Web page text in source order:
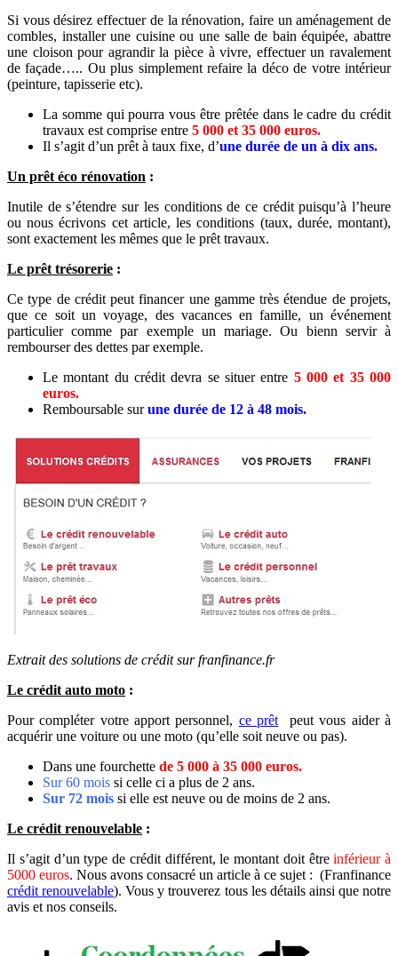
Si vous désirez effectuer de la rénovation, faire un aménagement de
combles, installer une cuisine ou une salle de bain équipée, abattre
une cloison pour agrandir la pièce à vivre, effectuer un ravalement
de façade….. Ou plus simplement refaire la déco de votre intérieur
(peinture, tapisserie etc).
La somme qui pourra vous être prêtée dans le cadre du crédit
travaux est comprise entre 5 000 et 35 000 euros.
Il s’agit d’un prêt à taux fixe, d’une durée de un à dix ans.
Un prêt éco rénovation :
Inutile de s’étendre sur les conditions de ce crédit puisqu’à l’heure
ou nous écrivons cet article, les conditions (taux, durée, montant),
sont exactement les mêmes que le prêt travaux.
Le prêt trésorerie :
Ce type de crédit peut financer une gamme très étendue de projets,
que ce soit un voyage, des vacances en famille, un événement
particulier comme par exemple un mariage. Ou bienn servir à
rembourser des dettes par exemple.
Le montant du crédit devra se situer entre 5 000 et 35 000
euros.
Remboursable surune durée de 12 à 48 mois.
Extrait des solutions de crédit sur franfinance.fr
Le crédit auto moto :
Pour compléter votre apport personnel, ce prêt peut vous aider à
acquérir une voiture ou une moto (qu’elle soit neuve ou pas).
Dans une fourchette de 5 000 à 35 000 euros.
Sur 60 mois si celle ci a plus de 2 ans.
Sur 72 mois si elle est neuve ou de moins de 2 ans.
Le crédit renouvelable :
Il s’agit d’un type de crédit différent, le montant doit êtreinférieur à
5000 euros. Nous avons consacré un article à ce sujet : (Franfinance
crédit renouvelable). Vous y trouverez tous les détails ainsi que notre
avis et nos conseils.